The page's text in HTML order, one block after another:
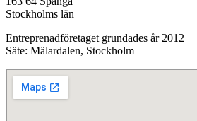
Stockholms län
Entreprenadföretaget grundades år 2012
Säte: Mälardalen, Stockholm